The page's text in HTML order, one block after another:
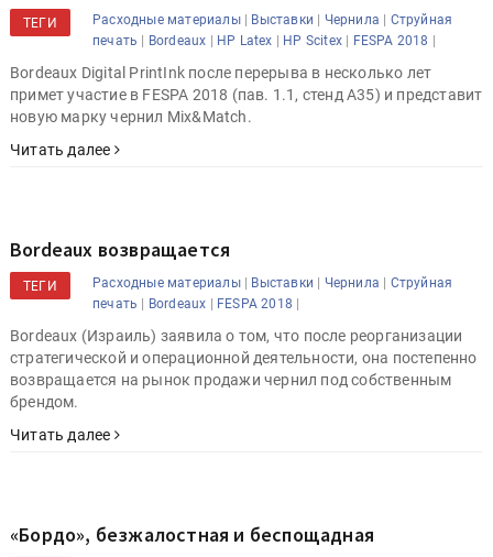
ТЕГИ Расходные материалы| Выставки | Чернила | Струйная
печать | Bordeaux | HP Latex | HP Scitex | FESPA 2018 |
Bordeaux Digital PrintInk после перерыва в несколько лет
примет участие в FESPA 2018 (пав. 1.1, стенд A35) и представит
новую марку чернил Mix&Match.
Читать далее
Bordeaux возвращается
ТЕГИ Расходные материалы| Выставки | Чернила | Струйная
печать | Bordeaux | FESPA 2018 |
Bordeaux (Израиль) заявила о том, что после реорганизации
стратегической и операционной деятельности, она постепенно
возвращается на рынок продажи чернил под собственным
брендом.
Читать далее
«Бордо», безжалостная и беспощадная